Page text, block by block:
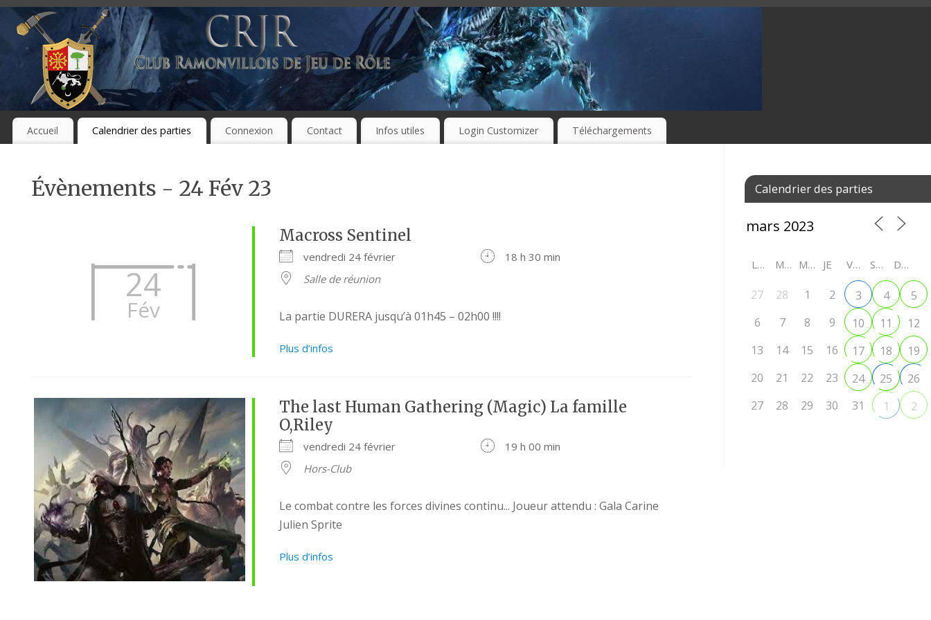
Accueil Calendrier des parties Connexion Contact Infos utiles Login Customizer Téléchargements
Évènements - 24 Fév 23
24
Fév
Macross Sentinel
vendredi 24 février
18 h 30 min
Salle de réunion
La partie DURERA jusqu’à 01h45 – 02h00 !!!!
Plus d’infos
The last Human Gathering (Magic) La famille
O,Riley
vendredi 24 février
19 h 00 min
Hors-Club
Le combat contre les forces divines continu... Joueur attendu : Gala Carine
Julien Sprite
Plus d’infos
Calendrier des parties
LU MA ME JE VE SA DI
27 28 1 2 3 4
5
6
7 8 9 10 11
12
13
14 15 16 17 18
19
20
21 22 23 24 25
26
27
28 29 30 31 1 2